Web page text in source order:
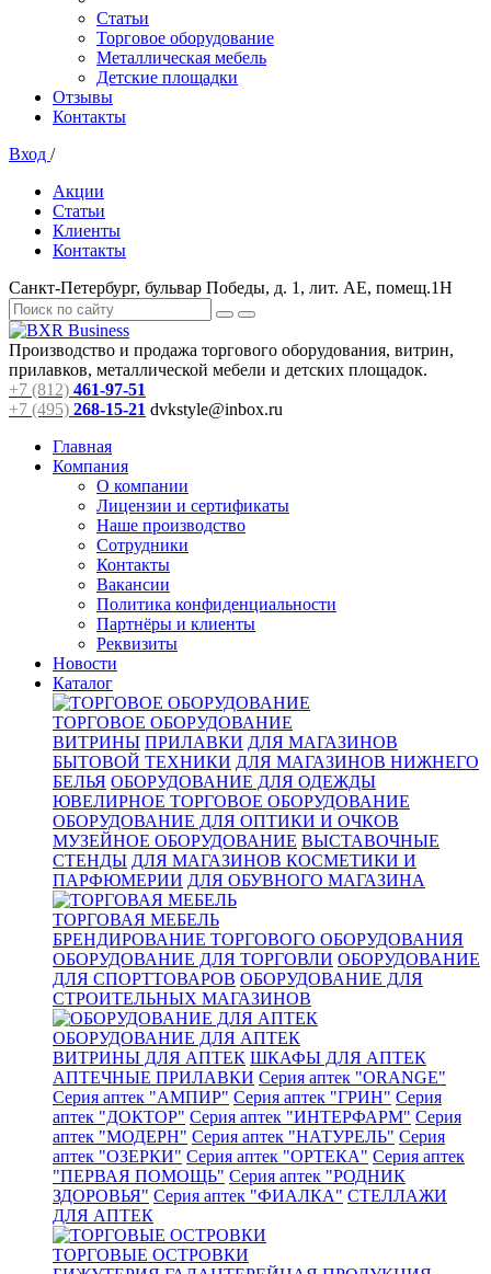
Статьи
Торговое оборудование
Металлическая мебель
Детские площадки
Отзывы
Контакты
Вход /
Акции
Статьи
Клиенты
Контакты
Санкт-Петербург, бульвар Победы, д. 1, лит. АЕ, помещ.1Н
Производство и продажа торгового оборудования, витрин,
прилавков, металлической мебели и детских площадок.
+7 (812) 461-97-51
+7 (495) 268-15-21 dvkstyle@inbox.ru
Главная
Компания
О компании
Лицензии и сертификаты
Наше производство
Сотрудники
Контакты
Вакансии
Политика конфиденциальности
Партнёры и клиенты
Реквизиты
Новости
Каталог
ТОРГОВОЕ ОБОРУДОВАНИЕ
ВИТРИНЫ ПРИЛАВКИ ДЛЯ МАГАЗИНОВ
БЫТОВОЙ ТЕХНИКИ ДЛЯ МАГАЗИНОВ НИЖНЕГО
БЕЛЬЯ ОБОРУДОВАНИЕ ДЛЯ ОДЕЖДЫ
ЮВЕЛИРНОЕ ТОРГОВОЕ ОБОРУДОВАНИЕ
ОБОРУДОВАНИЕ ДЛЯ ОПТИКИ И ОЧКОВ
МУЗЕЙНОЕ ОБОРУДОВАНИЕ ВЫСТАВОЧНЫЕ
СТЕНДЫ ДЛЯ МАГАЗИНОВ КОСМЕТИКИ И
ПАРФЮМЕРИИ ДЛЯ ОБУВНОГО МАГАЗИНА
ТОРГОВАЯ МЕБЕЛЬ
БРЕНДИРОВАНИЕ ТОРГОВОГО ОБОРУДОВАНИЯ
ОБОРУДОВАНИЕ ДЛЯ ТОРГОВЛИ ОБОРУДОВАНИЕ
ДЛЯ СПОРТТОВАРОВ ОБОРУДОВАНИЕ ДЛЯ
СТРОИТЕЛЬНЫХ МАГАЗИНОВ
ОБОРУДОВАНИЕ ДЛЯ АПТЕК
ВИТРИНЫ ДЛЯ АПТЕК ШКАФЫ ДЛЯ АПТЕК
АПТЕЧНЫЕ ПРИЛАВКИ Серия аптек "ORANGE"
Серия аптек "АМПИР" Серия аптек "ГРИН" Серия
аптек "ДОКТОР" Серия аптек "ИНТЕРФАРМ" Серия
аптек "МОДЕРН" Серия аптек "НАТУРЕЛЬ" Серия
аптек "ОЗЕРКИ" Серия аптек "ОРТЕКА" Серия аптек
"ПЕРВАЯ ПОМОЩЬ" Серия аптек "РОДНИК
ЗДОРОВЬЯ" Серия аптек "ФИАЛКА" СТЕЛЛАЖИ
ДЛЯ АПТЕК
ТОРГОВЫЕ ОСТРОВКИ